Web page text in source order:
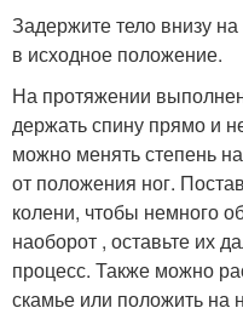
Задержите тело внизу
в исходное положение.
На протяжении
держать спину прямо и
можно менять степень
от положения ног.
колени, чтобы немного
наоборот , оставьте их
процесс. Также можно
скамье или положить на